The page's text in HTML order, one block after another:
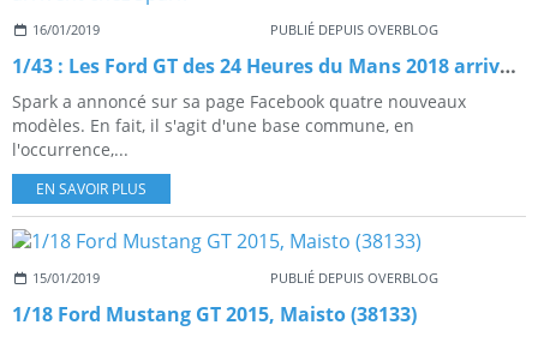
16/01/2019 PUBLIÉ DEPUIS OVERBLOG
1/43 : Les Ford GT des 24 Heures du Mans 2018 arrivent chez Spark
Spark a annoncé sur sa page Facebook quatre nouveaux
modèles. En fait, il s'agit d'une base commune, en
l'occurrence,...
EN SAVOIR PLUS
15/01/2019 PUBLIÉ DEPUIS OVERBLOG
1/18 Ford Mustang GT 2015, Maisto (38133)